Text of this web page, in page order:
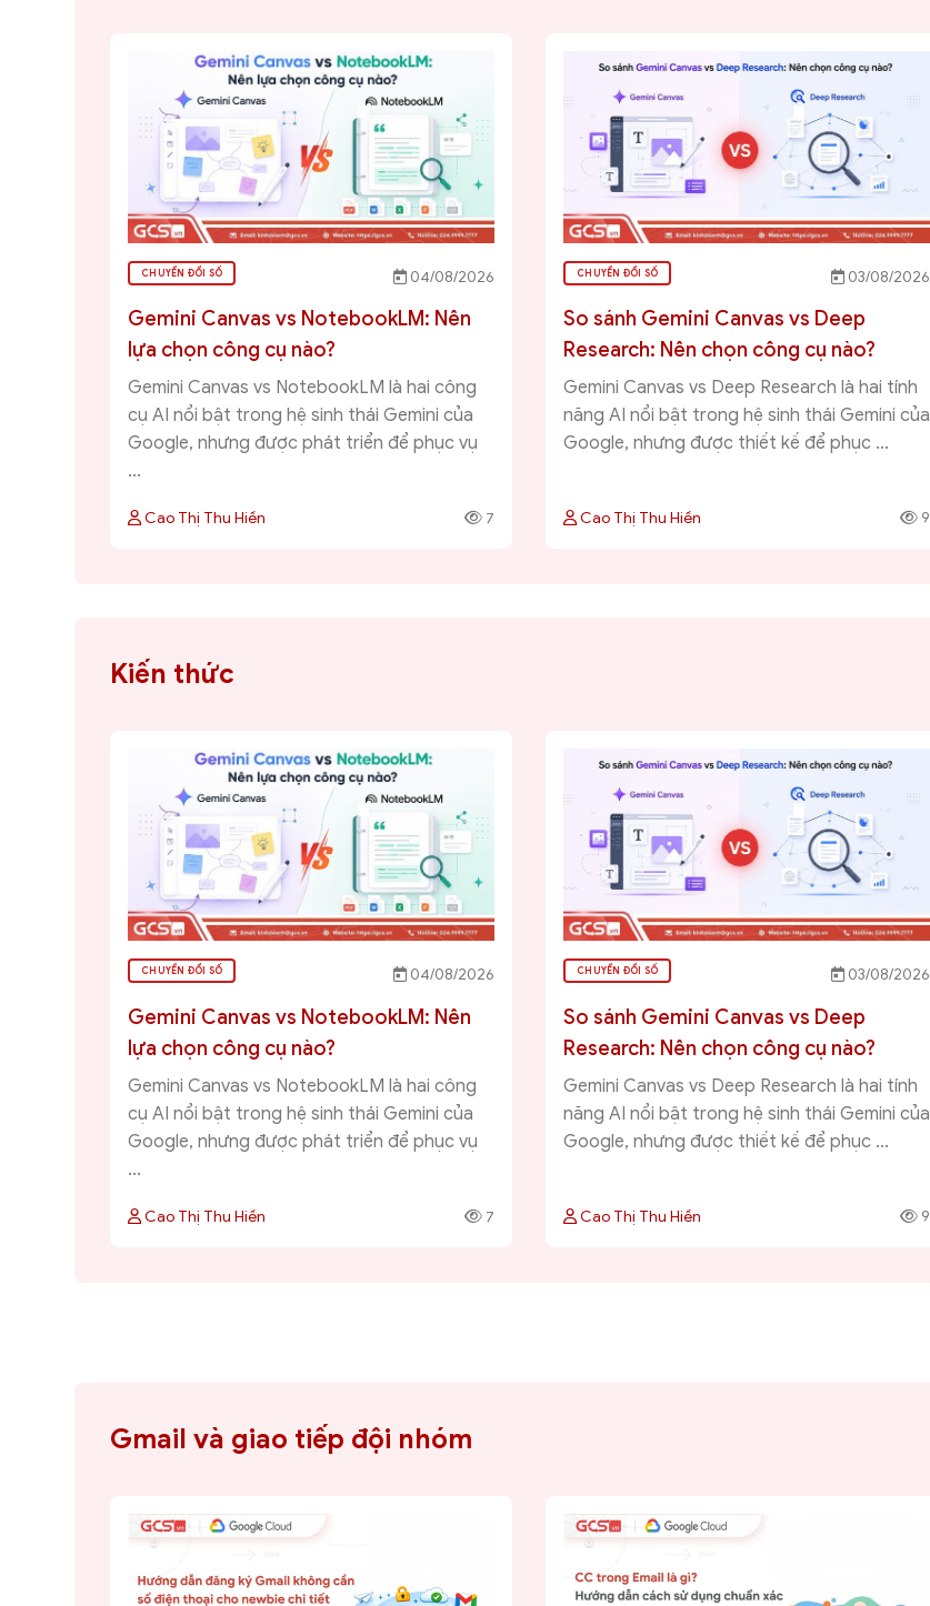
CHUYỂN ĐỔI SỐ 04/08/2026
Gemini Canvas vs NotebookLM: Nên
lựa chọn công cụ nào?
Gemini Canvas vs NotebookLM là hai công
cụ AI nổi bật trong hệ sinh thái Gemini của
Google, nhưng được phát triển để phục vụ
...
Cao Thị Thu Hiền 7
CHUYỂN ĐỔI SỐ 03/08/2026
So sánh Gemini Canvas vs Deep
Research: Nên chọn công cụ nào?
Gemini Canvas vs Deep Research là hai tính
năng AI nổi bật trong hệ sinh thái Gemini của
Google, nhưng được thiết kế để phục ...
Cao Thị Thu Hiền 9
Kiến thức
CHUYỂN ĐỔI SỐ 04/08/2026
Gemini Canvas vs NotebookLM: Nên
lựa chọn công cụ nào?
Gemini Canvas vs NotebookLM là hai công
cụ AI nổi bật trong hệ sinh thái Gemini của
Google, nhưng được phát triển để phục vụ
...
Cao Thị Thu Hiền 7
CHUYỂN ĐỔI SỐ 03/08/2026
So sánh Gemini Canvas vs Deep
Research: Nên chọn công cụ nào?
Gemini Canvas vs Deep Research là hai tính
năng AI nổi bật trong hệ sinh thái Gemini của
Google, nhưng được thiết kế để phục ...
Cao Thị Thu Hiền 9
Gmail và giao tiếp đội nhóm